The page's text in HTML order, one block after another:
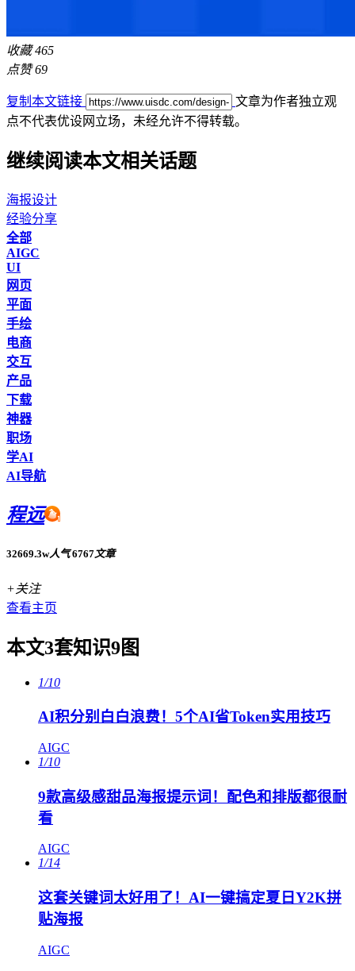
收藏 465
点赞 69
复制本文链接
文章为作者独立观
点不代表优设网立场， 未经允许不得转载。
继续阅读本文相关话题
海报设计
经验分享
全部
AIGC
UI
网页
平面
手绘
电商
交互
产品
下载
神器
职场
学AI
AI导航
程远
32669.3w人气 6767文章
+关注
查看主页
本文3套知识9图
1/10
AI积分别白白浪费！5个AI省Token实用技巧
AIGC
1/10
9款高级感甜品海报提示词！配色和排版都很耐
看
AIGC
1/14
这套关键词太好用了！AI一键搞定夏日Y2K拼
贴海报
AIGC